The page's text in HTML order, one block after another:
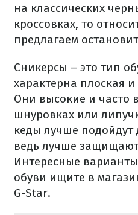
на классических
кроссовках, то
предлагаем
Сникерсы – это тип
характерна плоская
Они высокие и часто
шнуровках или
кеды лучше подойдут
ведь лучше
Интересные
обуви ищите в
G-Star.